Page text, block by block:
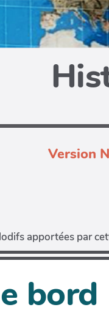
Version
apportées par